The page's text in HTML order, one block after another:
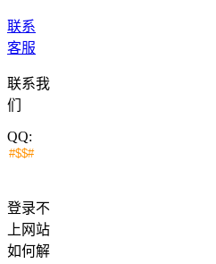
联系
客服
联系我
们
QQ:
登录不
上网站
如何解